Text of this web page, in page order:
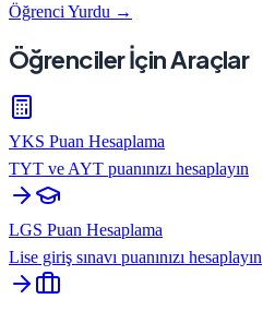
Öğrenci Yurdu →
Öğrenciler İçin Araçlar
YKS Puan Hesaplama
TYT ve AYT puanınızı hesaplayın
LGS Puan Hesaplama
Lise giriş sınavı puanınızı hesaplayın